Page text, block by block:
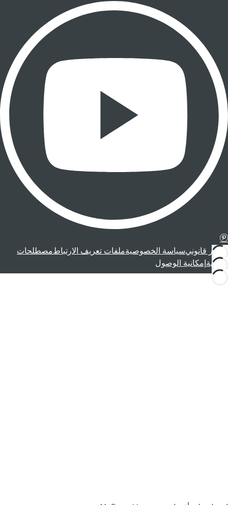
إشعار قانونيسياسة الخصوصيةملفات تعريف الارتباطمصطلحات
قانونية إمكانية الوصول